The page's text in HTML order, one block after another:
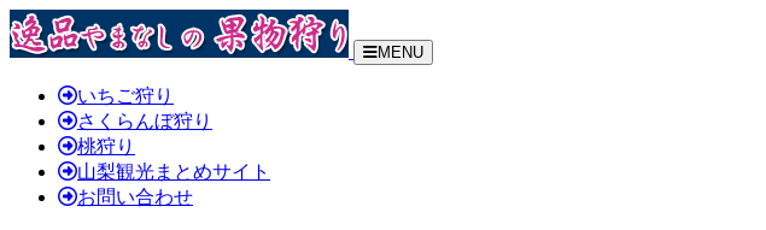
MENU
いちご狩り
さくらんぼ狩り
桃狩り
山梨観光まとめサイト
お問い合わせ